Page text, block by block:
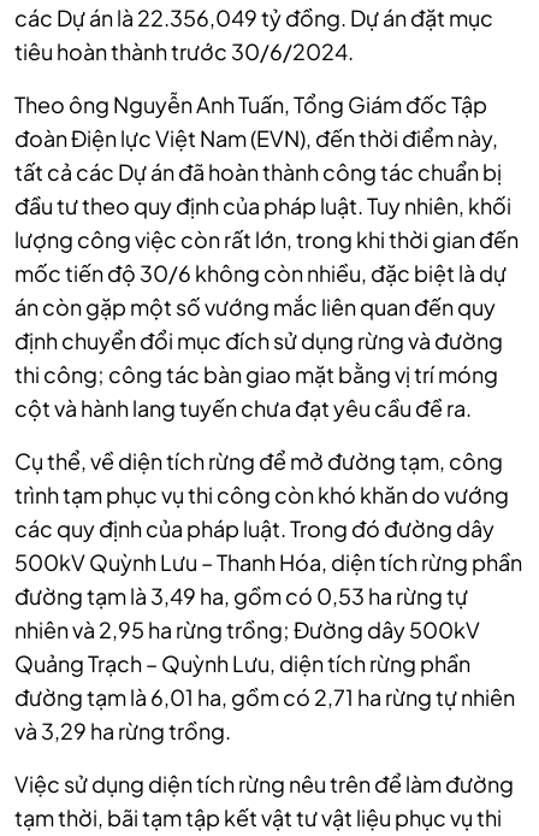
các Dự án là 22.356,049 tỷ đồng. Dự án đặt mục
tiêu hoàn thànhtrước 30/6/2024.
Theo ông Nguyễn Anh Tuấn, Tổng Giám đốc Tập
đoàn Điện lực Việt Nam (EVN), đến thời điểm này,
tất cả các Dự án đã hoàn thành công tác chuẩn bị
đầu tư theo quy định của pháp luật. Tuy nhiên, khối
lượng công việc còn rất lớn, trong khi thời gian đến
mốc tiến độ 30/6 không còn nhiều, đặc biệt là dự
án còn gặp một số vướng mắc liên quan đến quy
định chuyển đổi mục đích sử dụng rừng và đường
thi công; công tác bàn giao mặt bằng vị trí móng
cột và hành lang tuyến chưa đạt yêu cầu đề ra.
Cụ thể, về diện tích rừng để mở đường tạm, công
trình tạm phục vụ thi công còn khó khăn do vướng
các quy định của pháp luật. Trong đó đường dây
500kV Quỳnh Lưu – Thanh Hóa, diện tích rừng phần
đường tạm là 3,49 ha, gồm có 0,53 ha rừng tự
nhiên và 2,95 ha rừng trồng; Đường dây 500kV
Quảng Trạch – Quỳnh Lưu, diện tích rừng phần
đường tạm là 6,01 ha, gồm có 2,71 ha rừng tự nhiên
và 3,29 ha rừng trồng.
Việc sử dụng diện tích rừng nêu trên để làm đường
tạm thời, bãi tạm tập kết vật tư vật liệu phục vụ thi